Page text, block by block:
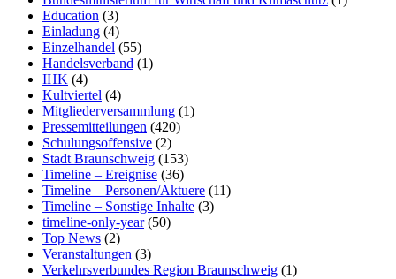
Education (3)
Einladung (4)
Einzelhandel (55)
Handelsverband (1)
IHK (4)
Kultviertel (4)
Mitgliederversammlung (1)
Pressemitteilungen (420)
Schulungsoffensive (2)
Stadt Braunschweig (153)
Timeline – Ereignise (36)
Timeline – Personen/Aktuere (11)
Timeline – Sonstige Inhalte (3)
timeline-only-year(50)
Top News (2)
Veranstaltungen (3)
Verkehrsverbundes Region Braunschweig (1)